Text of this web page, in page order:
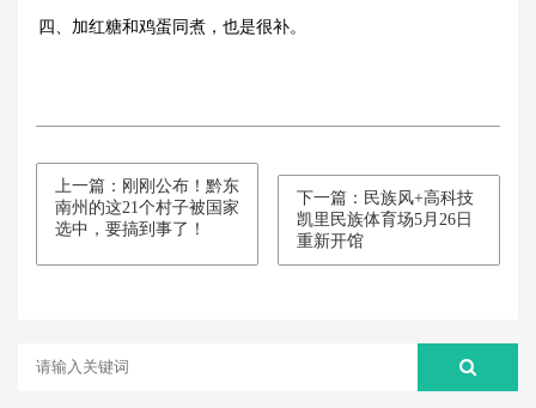
四、加红糖和鸡蛋同煮，也是很补。
上一篇：刚刚公布！黔东
南州的这21个村子被国家
选中，要搞到事了！
下一篇：民族风+高科技
凯里民族体育场5月26日
重新开馆